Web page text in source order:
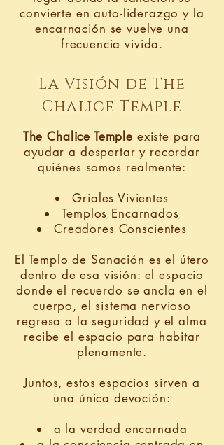
convierte en auto-liderazgo y la
encarnación se vuelve una
frecuencia vivida.
La Visión de The
Chalice Temple
The Chalice Temple existe para
ayudar a despertar y recordar
quiénes somos realmente:
Griales Vivientes
Templos Encarnados
Creadores Conscientes
El Templo de Sanación es el útero
dentro de esa visión: el espacio
donde el recuerdo se ancla en el
cuerpo, el sistema nervioso
regresa a la seguridad y el alma
recibe el espacio para habitar
plenamente.
Juntos, estos espacios sirven a
una única devoción:
a la verdad encarnada